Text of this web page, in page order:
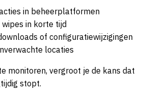
in beheerplatformen
in korte tijd
of configuratiewijzigingen
locaties
monitoren, vergroot je de kans dat
stopt.